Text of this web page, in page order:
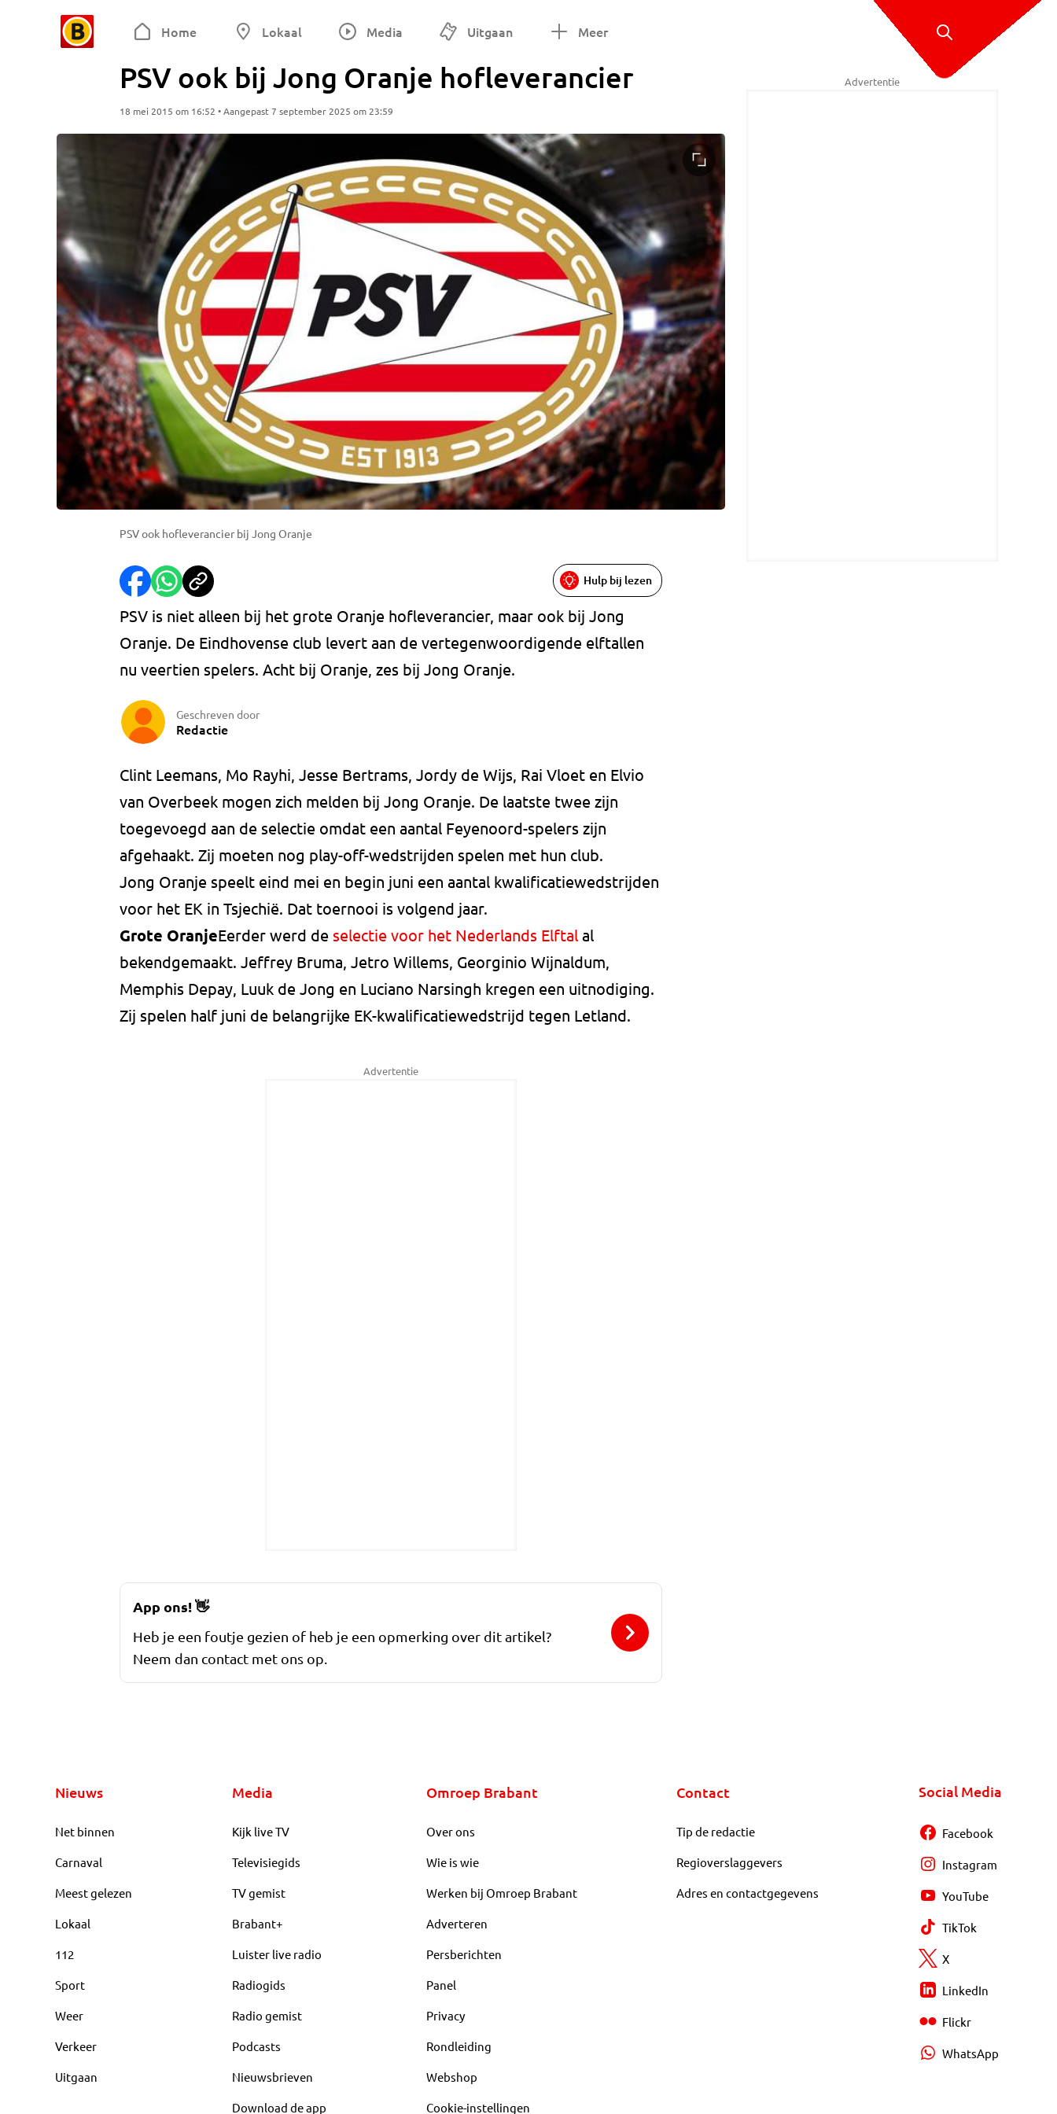
Home Lokaal Media Uitgaan Meer
PSV ook bij Jong Oranje hofleverancier
18 mei 2015 om 16:52 • Aangepast 7 september 2025 om 23:59
PSV ook hofleverancier bij Jong Oranje
Hulp bij lezen
PSV is niet alleen bij het grote Oranje hofleverancier, maar ook bij Jong
Oranje. De Eindhovense club levert aan de vertegenwoordigende elftallen
nu veertien spelers. Acht bij Oranje, zes bij Jong Oranje.
Geschreven door
Redactie
Clint Leemans, Mo Rayhi, Jesse Bertrams, Jordy de Wijs, Rai Vloet en Elvio
van Overbeek mogen zich melden bij Jong Oranje. De laatste twee zijn
toegevoegd aan de selectie omdat een aantal Feyenoord-spelers zijn
afgehaakt. Zij moeten nog play-off-wedstrijden spelen met hun club.
Jong Oranje speelt eind mei en begin juni een aantal kwalificatiewedstrijden
voor het EK in Tsjechië. Dat toernooi is volgend jaar.
Grote OranjeEerder werd de selectie voor het Nederlands Elftal al
bekendgemaakt. Jeffrey Bruma, Jetro Willems, Georginio Wijnaldum,
Memphis Depay, Luuk de Jong en Luciano Narsingh kregen een uitnodiging.
Zij spelen half juni de belangrijke EK-kwalificatiewedstrijd tegen Letland.
Advertentie
Advertentie
App ons!👋
Heb je een foutje gezien of heb je een opmerking over dit artikel?
Neem dan contact met ons op.
Nieuws
Net binnen
Carnaval
Meest gelezen
Lokaal
112
Sport
Weer
Verkeer
Uitgaan
Media
Kijk live TV
Televisiegids
TV gemist
Brabant+
Luister live radio
Radiogids
Radio gemist
Podcasts
Nieuwsbrieven
Download de app
Omroep Brabant
Over ons
Wie is wie
Werken bij Omroep Brabant
Adverteren
Persberichten
Panel
Privacy
Rondleiding
Webshop
Cookie-instellingen
Contact
Tip de redactie
Regioverslaggevers
Adres en contactgegevens
Social Media
Facebook
Instagram
YouTube
TikTok
X
LinkedIn
Flickr
WhatsApp